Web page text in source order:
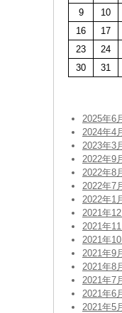
9
10
16
17
23
24
30
31
2025年6月
2024年4月
2023年3月
2022年9月
2022年8月
2022年7月
2022年1月
2021年12
2021年11
2021年10
2021年9月
2021年8月
2021年7月
2021年6月
2021年5月